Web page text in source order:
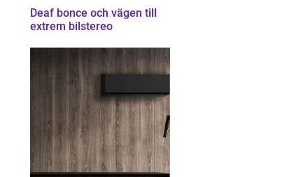
Deaf bonce och vägen till
extrem bilstereo